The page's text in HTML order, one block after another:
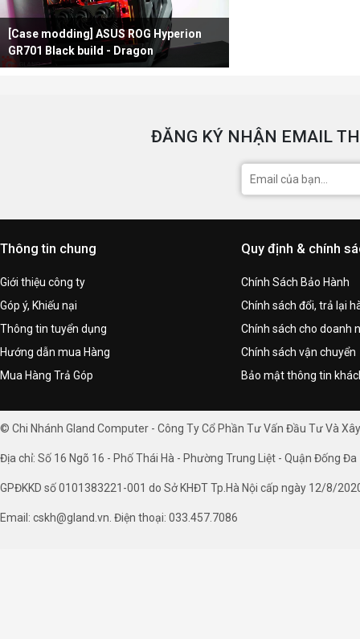
[Case modding] ASUS ROG Hyperion
GR701 Black build - Dragon
ĐĂNG KÝ NHẬN EMAIL
Thông tin chung
Giới thiệu công ty
Góp ý, Khiếu nại
Thông tin tuyển dụng
Hướng dẫn mua Hàng
Mua Hàng Trả Góp
Quy định & chính
Chính Sách Bảo Hành
Chính sách đổi, trả lại
Chính sách cho doanh
Chính sách vận chuyển
Bảo mật thông tin
© Chi Nhánh Gland Computer - Công Ty Cổ Phần Tư Vấn Đầu Tư Và
Địa chỉ: Số 16 Ngõ 16 - Phố Thái Hà - Phường Trung Liệt - Quận Đống Đa
GPĐKKD số 0101383221-001 do Sở KHĐT Tp.Hà Nội cấp ngày 12/8/
Email: cskh@gland.vn. Điện thoại: 033.457.7086